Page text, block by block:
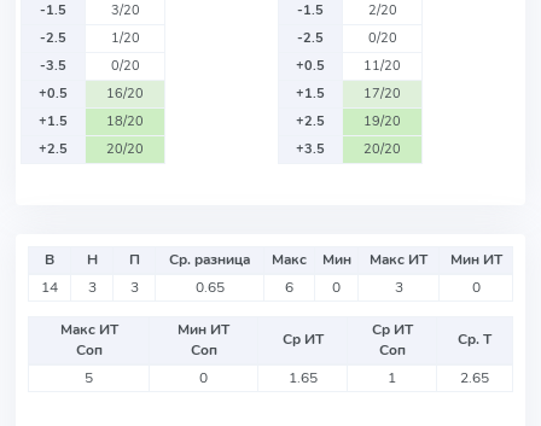
-1.5
3/20
-2.5
1/20
-3.5
0/20
+0.5
16/20
+1.5
18/20
+2.5
20/20
-1.5
2/20
-2.5
0/20
+0.5
11/20
+1.5
17/20
+2.5
19/20
+3.5
20/20
В Н П Ср. разница Макс Мин Макс ИТ
Мин ИТ
14
3 3 0.65 6 0 3 0
Макс ИТ
Соп
Мин ИТ
Соп
Ср ИТ
Ср ИТ
Соп
Ср. Т
5
0 1.65 1 2.65